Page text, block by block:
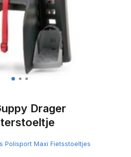
Drager
Polisport Maxi Fietsstoeltjes